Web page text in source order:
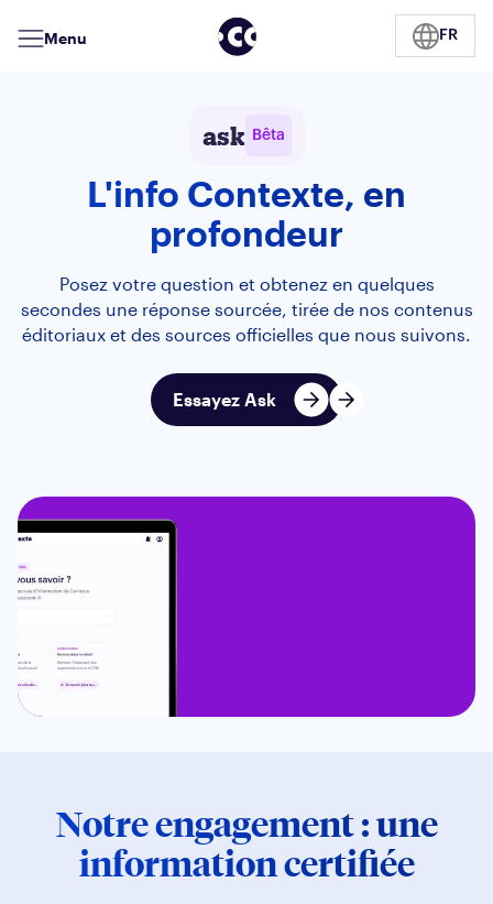
Menu FR
ask Bêta
L'info Contexte, en
profondeur
Posez votre question et obtenez en quelques
secondes une réponse sourcée, tirée de nos contenus
éditoriaux et des sources officielles que nous suivons.
Essayez Ask
Notre engagement : une
information certifiée